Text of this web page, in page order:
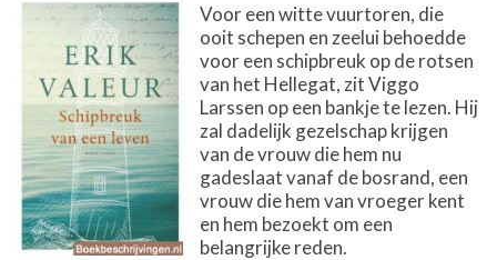
Voor een witte vuurtoren, die
ooit schepen en zeelui behoedde
voor een schipbreuk op de rotsen
van het Hellegat, zit Viggo
Larssen op een bankje te lezen. Hij
zal dadelijk gezelschap krijgen
van de vrouw die hem nu
gadeslaat vanaf de bosrand, een
vrouw die hem van vroeger kent
en hem bezoekt om een
belangrijke reden.